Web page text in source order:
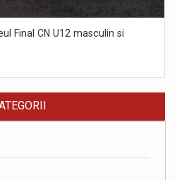
Final CN U12 masculin si